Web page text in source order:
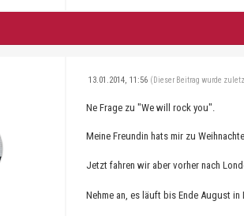
13.01.2014, 11:56 (Dieser Beitrag wurde
Ne Frage zu "We will rock you".
Meine Freundin hats mir zu
Jetzt fahren wir aber vorher nach
Nehme an, es läuft bis Ende August